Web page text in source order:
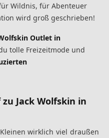
Wildnis, für Abenteuer
wird groß geschrieben!
Outlet in
tolle Freizeitmode und
Jack Wolfskin in
wirklich viel draußen